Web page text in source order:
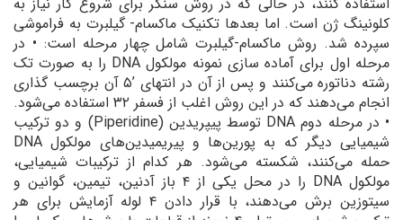
کلونینگ ژن است. اما بعدها تکنیک ماکسام- گیلبرت به فراموشی
سپرده شد. روش ماکسام-گیلبرت شامل چهار مرحله است: • در
مرحله اول برای آماده سازی نمونه مولکول DNA را به صورت تک
رشته دناتوره می‌کنند و پس از آن در انتهای ’۵ آن برچسب گذاری
انجام می‌دهند که در این روش اغلب از فسفر ۳۲ استفاده می‌شود.
• در مرحله دوم DNA توسط پیپریدین (Piperidine) و دو ترکیب
شیمیایی دیگر که به پورین‌ها و پیریمیدین‌های مولکول DNA
حمله می‌کنند، شکسته می‌شود. هر کدام از ترکیبات شیمیایی،
مولکول DNA را در محل یکی از ۴ باز آدنین، تیمین، گوانین و
سیتوزین برش می‌دهند، با قرار دادن ۴ لوله آزمایش برای هر